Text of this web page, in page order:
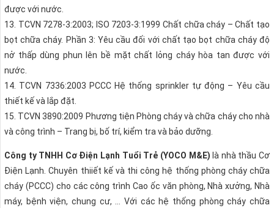
được với nước.
13. TCVN 7278-3:2003; ISO 7203-3:1999 Chất chữa cháy – Chất tạo
bọt chữa cháy. Phần 3: Yêu cầu đối với chất tạo bọt chữa cháy độ
nở thấp dùng phun lên bề mặt chất lỏng cháy hòa tan được với
nước.
14. TCVN 7336:2003 PCCC Hệ thống sprinkler tự động – Yêu cầu
thiết kế và lắp đặt.
15. TCVN 3890:2009 Phương tiện Phòng cháy và chữa cháy cho nhà
và công trình – Trang bị, bố trí, kiểm tra và bảo dưỡng.
Công ty TNHH Cơ Điện Lạnh Tuổi Trẻ (YOCO M&E) là nhà thầu Cơ
Điện Lạnh. Chuyên thiiết kế và thi công hệ thống phòng cháy chữa
cháy (PCCC) cho các công trình Cao ốc văn phòng, Nhà xưởng, Nhà
máy, bệnh viện, chung cư, … Với các hệ thống phòng cháy chữa